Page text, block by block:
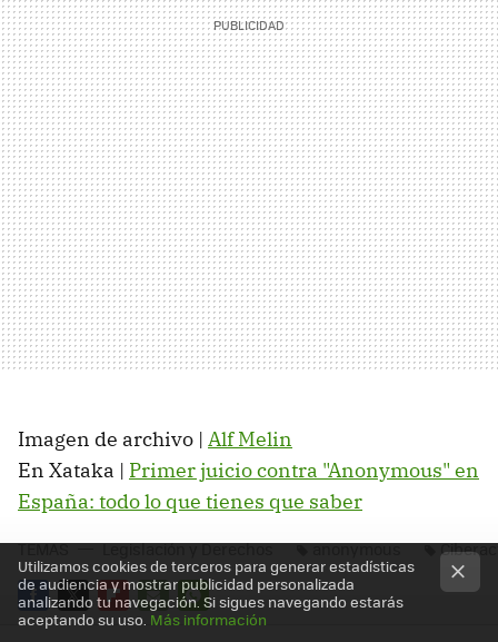
Imagen de archivo | Alf Melin
En Xataka | Primer juicio contra "Anonymous" en
España: todo lo que tienes que saber
FACEBOOK
TWITTERFLIPBOARD
E- WHATSAPP
TEMAS Legislación y Derechos anonymous
Utilizamos cookies de terceros para generar estadísticas
de audiencia y mostrar publicidad personalizada
analizando tu navegación. Si sigues navegando estarás
aceptando su uso. Más información